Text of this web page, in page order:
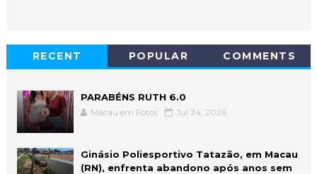
RECENT POPULAR COMMENTS
PARABÉNS RUTH 6.0
Macau em Fotos Jul 24, 2026
Ginásio Poliesportivo Tatazão, em Macau
(RN), enfrenta abandono após anos sem